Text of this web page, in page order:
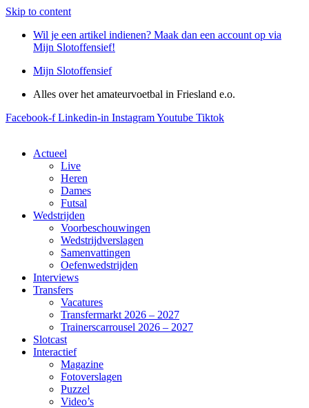
Skip to content
Wil je een artikel indienen? Maak dan een account op via
Mijn Slotoffensief!
Mijn Slotoffensief
Alles over het amateurvoetbal in Friesland e.o.
Facebook-f Linkedin-in InstagramYoutube Tiktok
Actueel
Live
Heren
Dames
Futsal
Wedstrijden
Voorbeschouwingen
Wedstrijdverslagen
Samenvattingen
Oefenwedstrijden
Interviews
Transfers
Vacatures
Transfermarkt 2026 – 2027
Trainerscarrousel 2026 – 2027
Slotcast
Interactief
Magazine
Fotoverslagen
Puzzel
Video’s